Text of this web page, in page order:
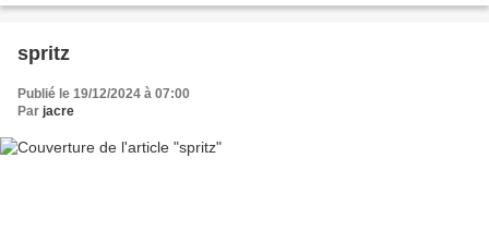
spritz
Publié le 19/12/2024 à 07:00
Par jacre